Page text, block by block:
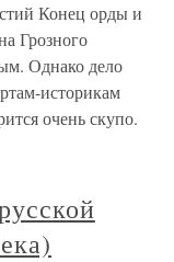
Конец орды и
Грозного
Однако дело
историкам
очень скупо.